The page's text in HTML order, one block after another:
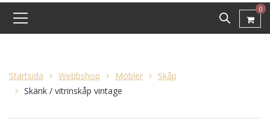
0
Startsida Webbshop Möbler
Skåp
Skänk / vitrinskåp vintage